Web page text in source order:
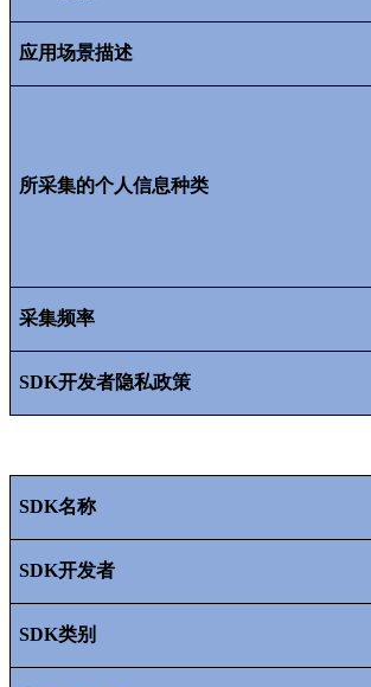
应用场景描述
所采集的个人信息种类
采集频率
SDK开发者隐私政策
SDK名称
SDK开发者
SDK类别